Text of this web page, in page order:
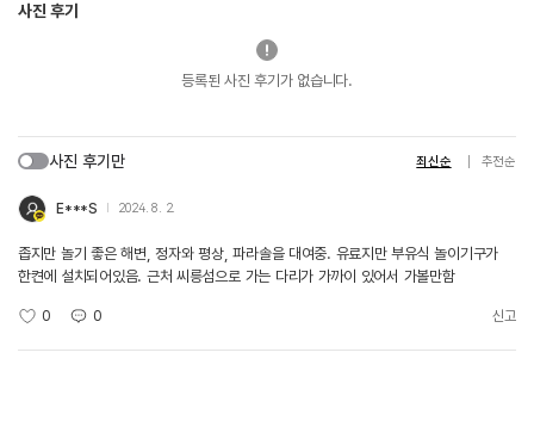
사진 후기
등록된 사진 후기가 없습니다.
사진 후기만 최신순 추천순
E***S 2024. 8. 2.
좁지만 놀기 좋은 해변, 정자와 평상, 파라솔을 대여중. 유료지만 부유식 놀이기구가
한켠에 설치되어있음. 근처 씨릉섬으로 가는 다리가 가까이 있어서 가볼만함
0 0 신고